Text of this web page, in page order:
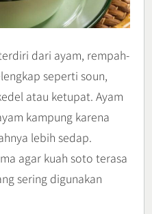
dari ayam, rempah-
seperti soun,
atau ketupat. Ayam
kampung karena
lebih sedap.
agar kuah soto terasa
sering digunakan